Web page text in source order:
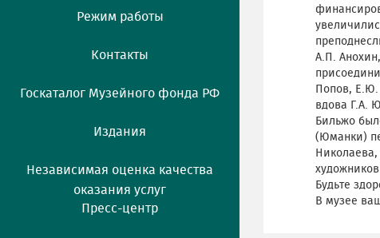
Режим работы
Контакты
Госкаталог Музейного фонда РФ
Издания
Независимая оценка качества
оказания услуг
Пресс-центр
А.П.
Попов,
вдова Г.А.
Бильжо
(Юманки)
Будьте
В музее